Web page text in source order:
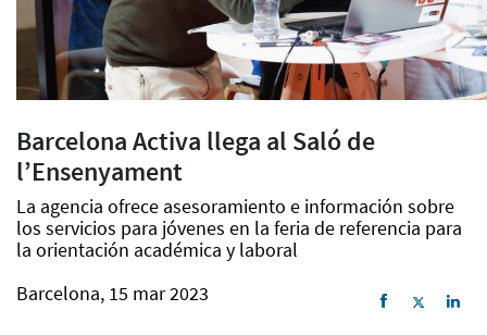
Barcelona Activa llega al Saló de
l’Ensenyament
La agencia ofrece asesoramiento e información sobre
los servicios para jóvenes en la feria de referencia para
la orientación académica y laboral
Barcelona, 15 mar 2023